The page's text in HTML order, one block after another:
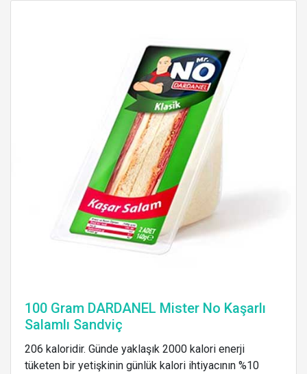
100 Gram DARDANEL Mister No Kaşarlı
Salamlı Sandviç
206 kaloridir. Günde yaklaşık 2000 kalori enerji
tüketen bir yetişkinin günlük kalori ihtiyacının %10